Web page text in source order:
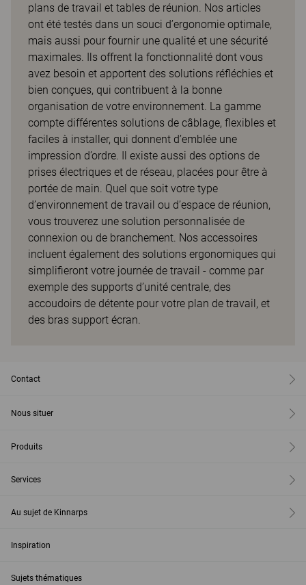
plans de travail et tables de réunion. Nos articles
ont été testés dans un souci d’ergonomie optimale,
mais aussi pour fournir une qualité et une sécurité
maximales. Ils offrent la fonctionnalité dont vous
avez besoin et apportent des solutions réfléchies et
bien conçues, qui contribuent à la bonne
organisation de votre environnement. La gamme
compte différentes solutions de câblage, flexibles et
faciles à installer, qui donnent d’emblée une
impression d’ordre. Il existe aussi des options de
prises électriques et de réseau, placées pour être à
portée de main. Quel que soit votre type
d’environnement de travail ou d’espace de réunion,
vous trouverez une solution personnalisée de
connexion ou de branchement. Nos accessoires
incluent également des solutions ergonomiques qui
simplifieront votre journée de travail - comme par
exemple des supports d’unité centrale, des
accoudoirs de détente pour votre plan de travail, et
des bras support écran.
Contact
Nous situer
Produits
Services
Au sujet de Kinnarps
Inspiration
Sujets thématiques